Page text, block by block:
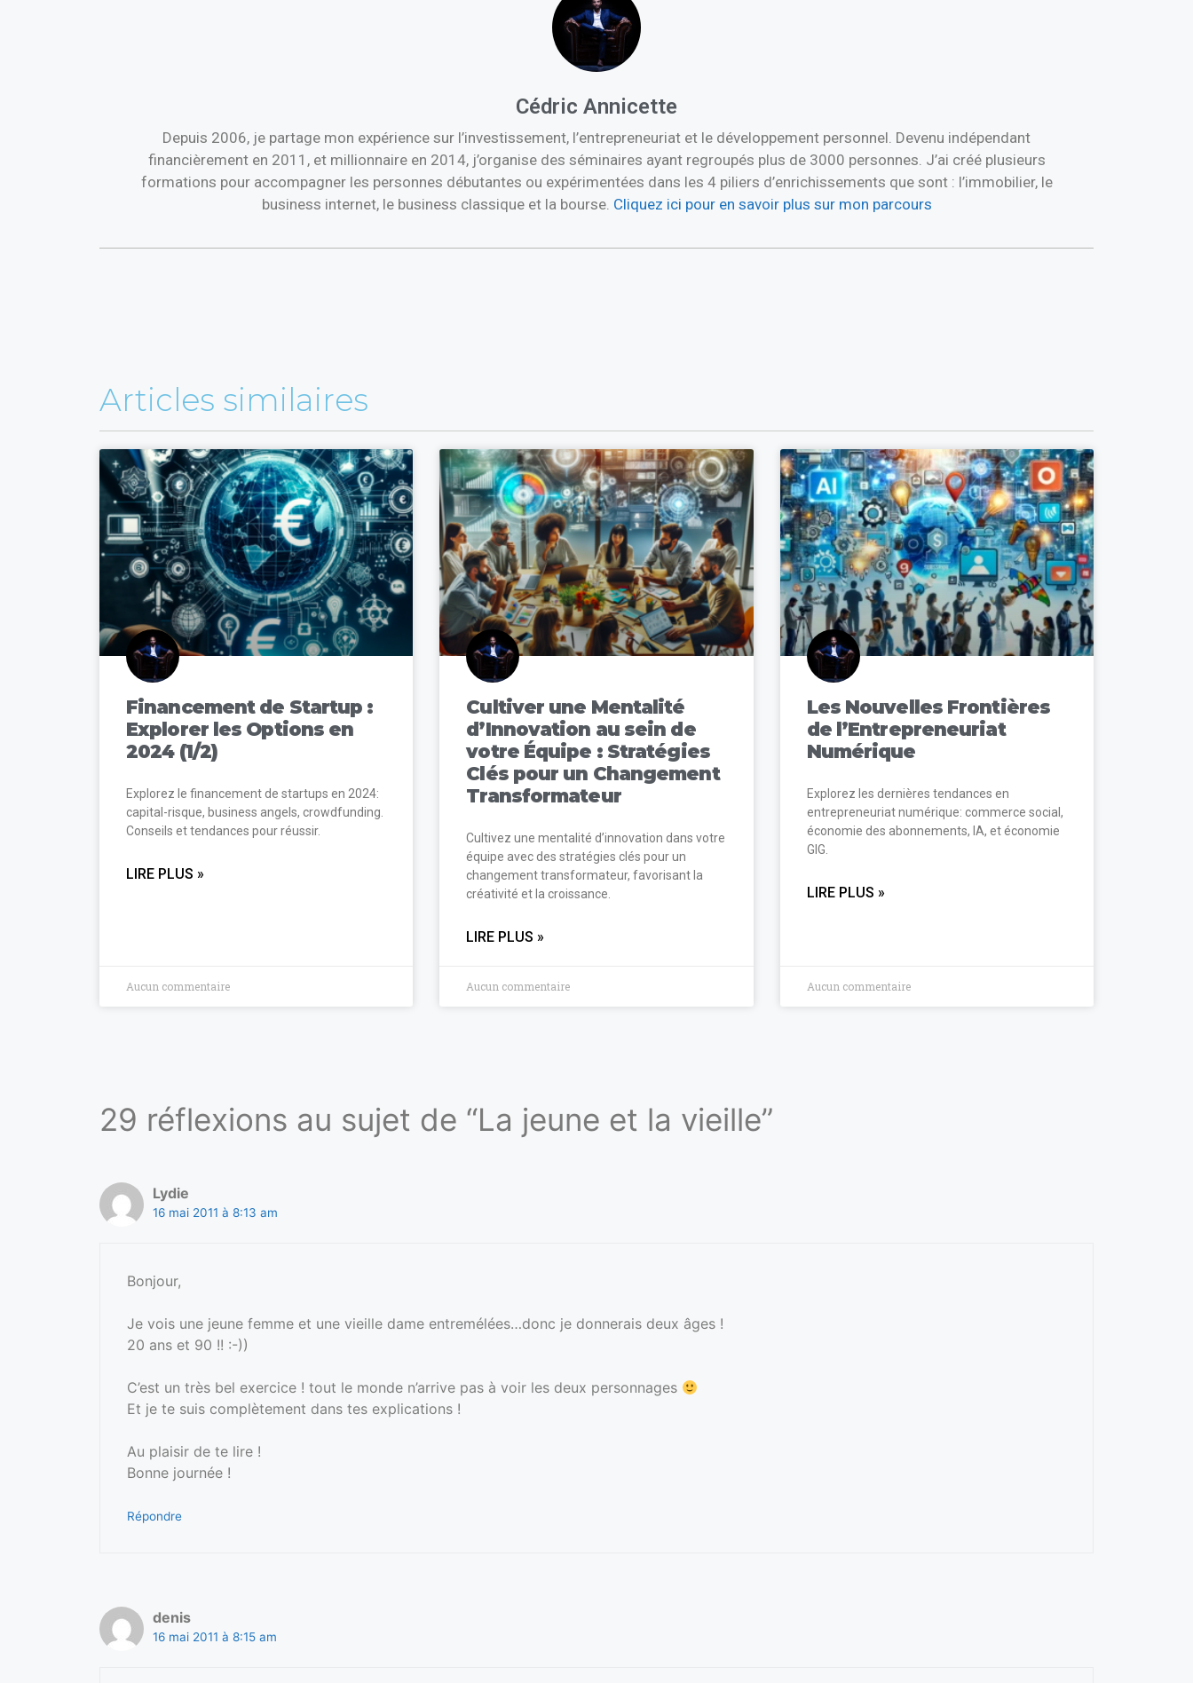
Cédric Annicette
Depuis 2006, je partage mon expérience sur l’investissement, l’entrepreneuriat et le développement personnel. Devenu indépendant
financièrement en 2011, et millionnaire en 2014, j’organise des séminaires ayant regroupés plus de 3000 personnes. J’ai créé plusieurs
formations pour accompagner les personnes débutantes ou expérimentées dans les 4 piliers d’enrichissements que sont : l’immobilier, le
business internet, le business classique et la bourse. Cliquez ici pour en savoir plus sur mon parcours
Articles similaires
Financement de Startup :
Explorer les Options en
2024 (1/2)
Explorez le financement de startups en 2024:
capital-risque, business angels, crowdfunding.
Conseils et tendances pour réussir.
LIRE PLUS »
Aucun commentaire
Cultiver une Mentalité
d’Innovation au sein de
votre Équipe : Stratégies
Clés pour un Changement
Transformateur
Cultivez une mentalité d’innovation dans votre
équipe avec des stratégies clés pour un
changement transformateur, favorisant la
créativité et la croissance.
LIRE PLUS »
Aucun commentaire
Les Nouvelles Frontières
de l’Entrepreneuriat
Numérique
Explorez les dernières tendances en
entrepreneuriat numérique: commerce social,
économie des abonnements, IA, et économie
GIG.
LIRE PLUS »
Aucun commentaire
29 réflexions au sujet de “La jeune et la vieille”
Lydie
16 mai 2011 à 8:13 am
Bonjour,
Je vois une jeune femme et une vieille dame entremélées…donc je donnerais deux âges !
20 ans et 90 !! :-))
C’est un très bel exercice ! tout le monde n’arrive pas à voir les deux personnages
Et je te suis complètement dans tes explications !
Au plaisir de te lire !
Bonne journée !
Répondre
denis
16 mai 2011 à 8:15 am